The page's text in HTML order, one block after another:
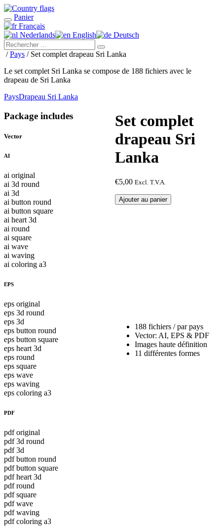
Panier
Français
Nederlands
English Deutsch
/Pays / Set complet drapeau Sri Lanka
Le set complet Sri Lanka se compose de 188 fichiers avec le
drapeau de Sri Lanka
PaysDrapeau Sri Lanka
Set complet
drapeau Sri
Lanka
€5,00 Excl. T.V.A.
quantité
de
Ajouter au panier
188 fichiers / par pays
Vector: AI, EPS & PDF
Images haute définition
11 différentes formes
Package includes
Vector
AI
ai original
ai 3d round
ai 3d
ai button round
ai button square
ai heart 3d
ai round
ai square
ai wave
ai waving
ai coloring a3
EPS
eps original
eps 3d round
eps 3d
eps button round
eps button square
eps heart 3d
eps round
eps square
eps wave
eps waving
eps coloring a3
PDF
pdf original
pdf 3d round
pdf 3d
pdf button round
pdf button square
pdf heart 3d
pdf round
pdf square
pdf wave
pdf waving
pdf coloring a3